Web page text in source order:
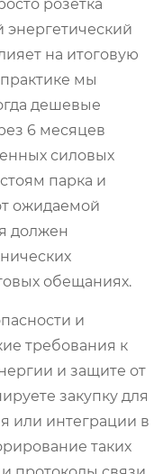
розетка
на итоговую
мы
дешевые
6 месяцев
силовых
парка и
ожидаемой
должен
обещаниях.
и
требования к
и защите от
закупку для
или интеграции в
таких